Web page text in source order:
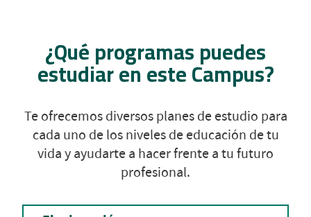
¿Qué programas puedes
estudiar en este Campus?
Te ofrecemos diversos planes de estudio para
cada uno de los niveles de educación de tu
vida y ayudarte a hacer frente a tu futuro
profesional.